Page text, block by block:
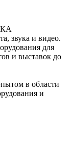
звука и видео.
для
и выставок до
в области
и